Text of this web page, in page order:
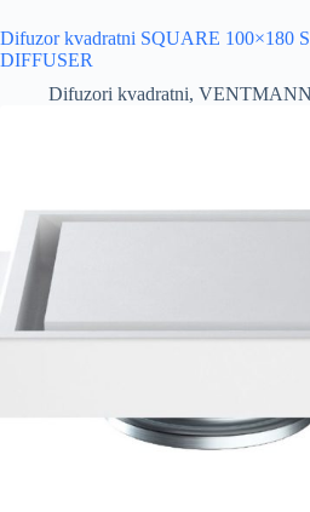
Difuzor kvadratni SQUARE 100×180
DIFFUSER
Difuzori kvadratni, VENTMANN